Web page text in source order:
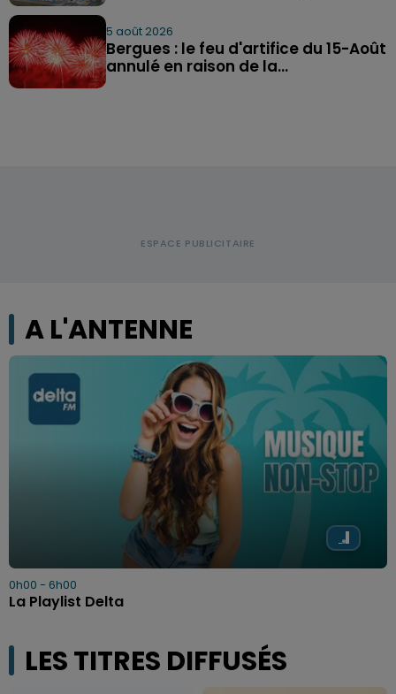
5 août 2026
Bergues : le feu d'artifice du 15-Août
annulé en raison de la...
A L'ANTENNE
0h00 - 6h00
La Playlist Delta
LES TITRES DIFFUSÉS